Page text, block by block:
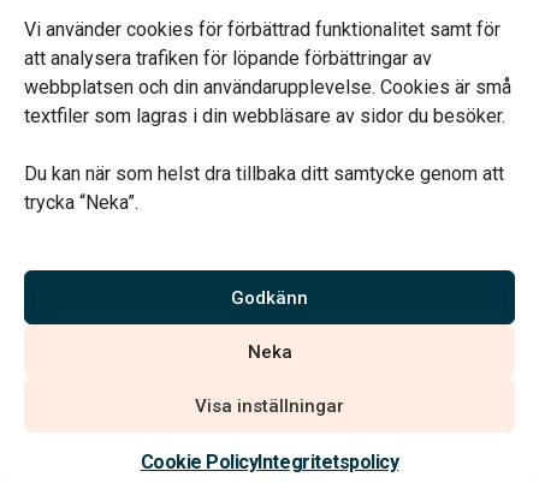
Vi använder cookies för förbättrad funktionalitet samt för
att analysera trafiken för löpande förbättringar av
webbplatsen och din användarupplevelse. Cookies är små
textfiler som lagras i din webbläsare av sidor du besöker.
Du kan när som helst dra tillbaka ditt samtycke genom att
trycka “Neka”.
Godkänn
Neka
Visa inställningar
Cookie PolicyIntegritetspolicy
Kontakta oss
Övriga tider enligt överenskommelse
Vårt systerbolag Verahill hjälper dig med familjejuridiken –
Vi är auktoriserade av Sveriges Begravningsbyråers Förbund och
har högt ställda krav på utbildning, kvalitet, miljö och arbetsmiljö.